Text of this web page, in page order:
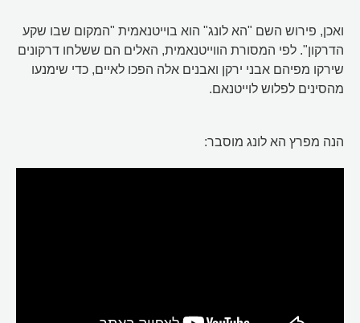
ואכן, פירוש השם "הא לונג" הוא בוייטנאמית "המקום שבו שקע
הדרקון". לפי המסורת הווייטנאמית, האלים הם ששלחו דרקונים
שירקו מפיהם אבני ירקן ואבנים אלה הפכו לאיים, כדי שימנעו
מהסינים לפלוש לוייטנאם.
הנה מפרץ הא לונג מוסבר: